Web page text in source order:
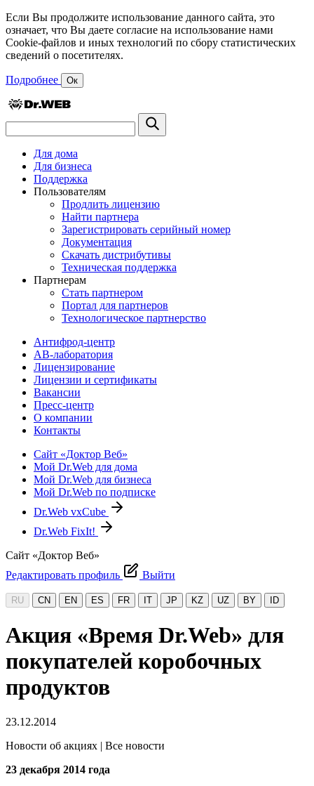
Если Вы продолжите использование данного сайта, это
означает, что Вы даете согласие на использование нами
Cookie-файлов и иных технологий по сбору статистических
сведений о посетителях.
Подробнее Ок
Для дома
Для бизнеса
Поддержка
Пользователям
Продлить лицензию
Найти партнера
Зарегистрировать серийный номер
Документация
Скачать дистрибутивы
Техническая поддержка
Партнерам
Стать партнером
Портал для партнеров
Технологическое партнерство
Антифрод-центр
АВ-лаборатория
Лицензирование
Лицензии и сертификаты
Вакансии
Пресс-центр
О компании
Контакты
Сайт «Доктор Веб»
Мой Dr.Web для дома
Мой Dr.Web для бизнеса
Мой Dr.Web по подписке
Dr.Web vxCube
Dr.Web FixIt!
Сайт «Доктор Веб»
Редактировать профиль
Выйти
RU CN EN ES FR IT JP KZ UZ BY ID
Акция «Время Dr.Web» для
покупателей коробочных
продуктов
23.12.2014
Новости об акциях | Все новости
23 декабря 2014 года